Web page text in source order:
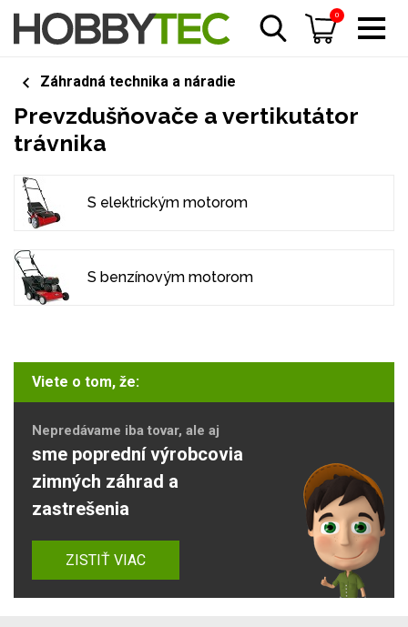
0
Záhradná technika a náradie
Prevzdušňovače a vertikutátor
trávnika
S elektrickým motorom
S benzínovým motorom
Viete o tom, že:
Nepredávame iba tovar, ale aj
sme poprední výrobcovia
zimných záhrad a
zastrešenia
ZISTIŤ VIAC